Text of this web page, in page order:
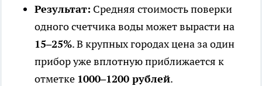
Результат: Средняя стоимость поверки
одного счетчика воды может вырасти на
15–25%. В крупных городах цена за один
прибор уже вплотную приближается к
отметке 1000–1200 рублей.